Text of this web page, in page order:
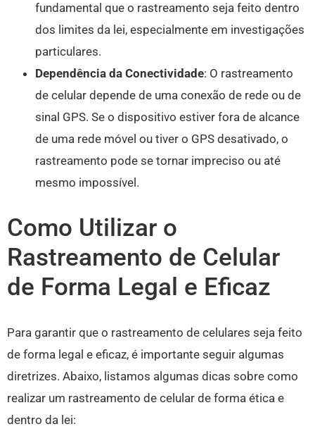
fundamental que o rastreamento seja feito dentro
dos limites da lei, especialmente em investigações
particulares.
Dependência da Conectividade: O rastreamento
de celular depende de uma conexão de rede ou de
sinal GPS. Se o dispositivo estiver fora de alcance
de uma rede móvel ou tiver o GPS desativado, o
rastreamento pode se tornar impreciso ou até
mesmo impossível.
Como Utilizar o
Rastreamento de Celular
de Forma Legal e Eficaz
Para garantir que o rastreamento de celulares seja feito
de forma legal e eficaz, é importante seguir algumas
diretrizes. Abaixo, listamos algumas dicas sobre como
realizar um rastreamento de celular de forma ética e
dentro da lei: